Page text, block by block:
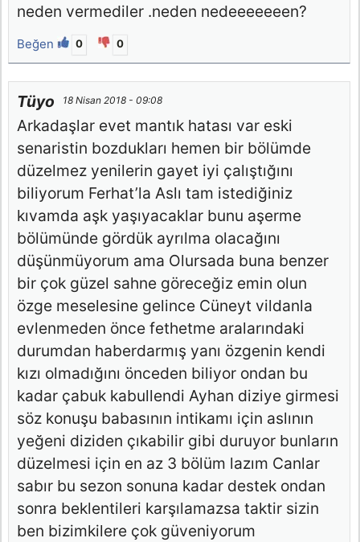
neden vermediler .neden nedeeeeeeen?
Beğen 0 0
Tüyo 18 Nisan 2018 - 09:08
Arkadaşlar evet mantık hatası var eski
senaristin bozdukları hemen bir bölümde
düzelmez yenilerin gayet iyi çalıştığını
biliyorum Ferhat’la Aslı tam istediğiniz
kıvamda aşk yaşıyacaklar bunu aşerme
bölümünde gördük ayrılma olacağını
düşünmüyorum ama Olursada buna benzer
bir çok güzel sahne göreceğiz emin olun
özge meselesine gelince Cüneyt vildanla
evlenmeden önce fethetme aralarındaki
durumdan haberdarmış yanı özgenin kendi
kızı olmadığını önceden biliyor ondan bu
kadar çabuk kabullendi Ayhan diziye girmesi
söz konuşu babasının intikamı için aslının
yeğeni diziden çıkabilir gibi duruyor bunların
düzelmesi için en az 3 bölüm lazım Canlar
sabır bu sezon sonuna kadar destek ondan
sonra beklentileri karşılamazsa taktir sizin
ben bizimkilere çok güveniyorum